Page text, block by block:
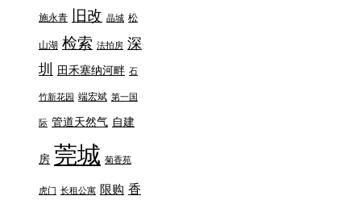
施永青 旧改 晶城 松
山湖 检索 法拍房 深
圳
田禾塞纳河畔 石
竹新花园 端宏斌 第一国
际 管道天然气 自建
房 莞城 菊香苑
虎门 长租公寓 限购 香